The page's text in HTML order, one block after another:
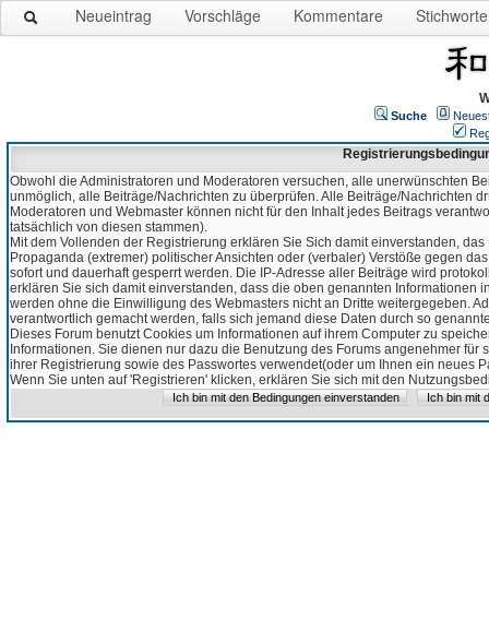
Neueintrag Vorschläge Kommentare Stichworte
Suche
Obwohl die Administratoren und Moderatoren versuchen, alle unerwünschten
unmöglich, alle Beiträge/Nachrichten zu überprüfen. Alle Beiträge/Nachrichten
Moderatoren und Webmaster können nicht für den Inhalt jedes Beitrags
tatsächlich von diesen stammen).
Mit dem Vollenden der Registrierung erklären Sie Sich damit einverstanden,
Propaganda (extremer) politischer Ansichten oder (verbaler) Verstöße gegen
sofort und dauerhaft gesperrt werden. Die IP-Adresse aller Beiträge wird
erklären Sie sich damit einverstanden, dass die oben genannten Informationen
werden ohne die Einwilligung des Webmasters nicht an Dritte weitergegeben.
verantwortlich gemacht werden, falls sich jemand diese Daten durch so
Dieses Forum benutzt Cookies um Informationen auf ihrem Computer zu
Informationen. Sie dienen nur dazu die Benutzung des Forums angenehmer
ihrer Registrierung sowie des Passwortes verwendet(oder um Ihnen ein neues
Wenn Sie unten auf 'Registrieren' klicken, erklären Sie sich mit den